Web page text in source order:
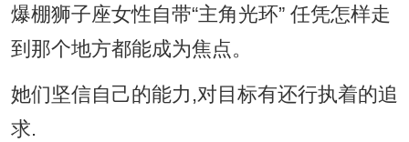
爆棚狮子座女性自带“主角光环” 任凭怎样走
到那个地方都能成为焦点。
她们坚信自己的能力,对目标有还行执着的追
求.